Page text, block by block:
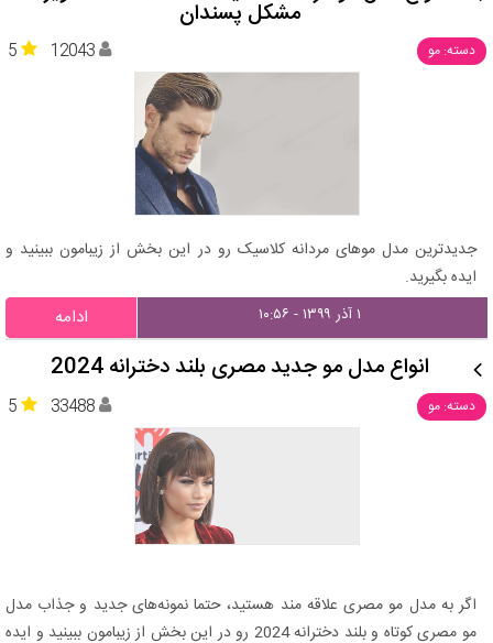
مشکل پسندان
دسته: مو 5 12043
جدیدترین مدل موهای مردانه کلاسیک رو در این بخش از زیبامون ببینید و
ایده بگیرید.
۱ آذر ۱۳۹۹ - ۱۰:۵۶ ادامه
انواع مدل مو جدید مصری بلند دخترانه 2024
دسته: مو 5 33488
اگر به مدل مو مصری علاقه مند هستید، حتما نمونه‌های جدید و جذاب مدل
مو مصری کوتاه و بلند دخترانه 2024 رو در این بخش از زیبامون ببینید و ایده